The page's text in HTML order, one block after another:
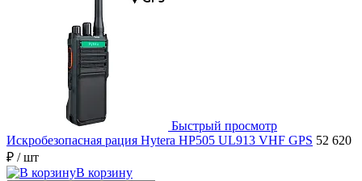
Быстрый просмотр
Искробезопасная рация Hytera HP505 UL913 VHF GPS 52 620
₽ / шт
В корзину